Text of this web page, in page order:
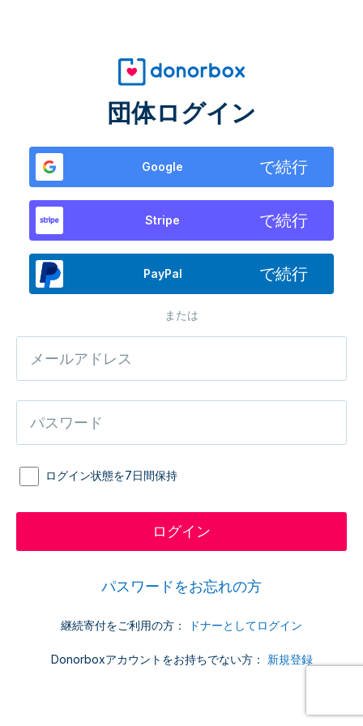
団体ログイン
Google で続行
Stripe で続行
PayPal で続行
または
ログイン状態を7日間保持
パスワードをお忘れの方
継続寄付をご利用の方： ドナーとしてログイン
Donorboxアカウントをお持ちでない方： 新規登録